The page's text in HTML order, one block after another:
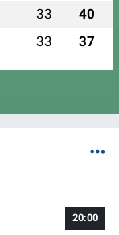
33 40
33 37
20:00